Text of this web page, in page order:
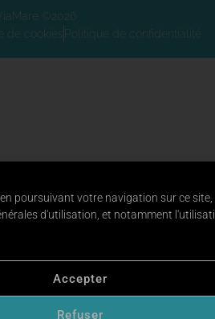
poursuivant votre navigation sur ce
d'utilisation, et notamment
Accepter
Refuser
©2026
de cookiesPolitique de confidentialité